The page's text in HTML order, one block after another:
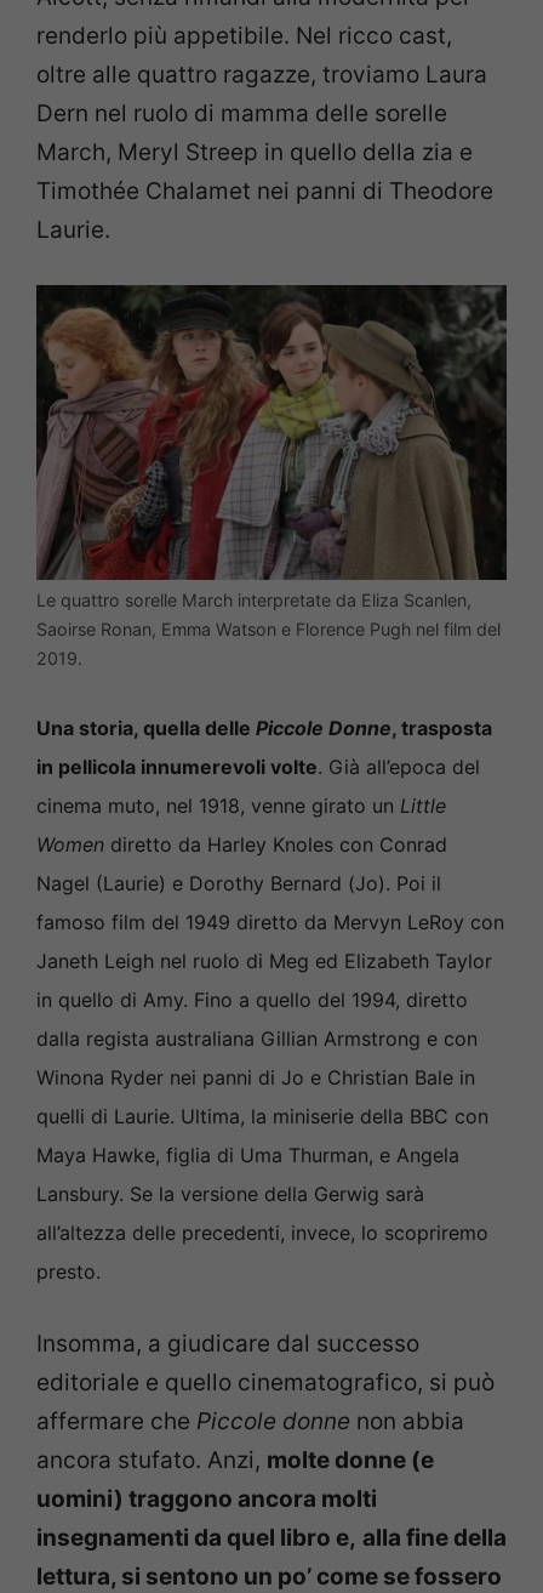
renderlo più appetibile. Nel ricco cast,
oltre alle quattro ragazze, troviamo Laura
Dern nel ruolo di mamma delle sorelle
March, Meryl Streep in quello della zia e
Timothée Chalamet nei panni di Theodore
Laurie.
Le quattro sorelle March interpretate da Eliza Scanlen,
Saoirse Ronan, Emma Watson e Florence Pugh nel film del
2019.
Una storia, quella delle Piccole Donne, trasposta
in pellicola innumerevoli volte. Già all’epoca del
cinema muto, nel 1918, venne girato un Little
Women diretto da Harley Knoles con Conrad
Nagel (Laurie) e Dorothy Bernard (Jo). Poi il
famoso film del 1949 diretto da Mervyn LeRoy con
Janeth Leigh nel ruolo di Meg ed Elizabeth Taylor
in quello di Amy. Fino a quello del 1994, diretto
dalla regista australiana Gillian Armstrong e con
Winona Ryder nei panni di Jo e Christian Bale in
quelli di Laurie. Ultima, la miniserie della BBC con
Maya Hawke, figlia di Uma Thurman, e Angela
Lansbury. Se la versione della Gerwig sarà
all’altezza delle precedenti, invece, lo scopriremo
presto.
Insomma, a giudicare dal successo
editoriale e quello cinematografico, si può
affermare che Piccole donne non abbia
ancora stufato. Anzi, molte donne (e
uomini) traggono ancora molti
insegnamenti da quel libro e, alla fine della
lettura, si sentono un po’ come se fossero